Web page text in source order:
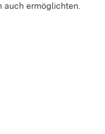
auch ermöglichten.